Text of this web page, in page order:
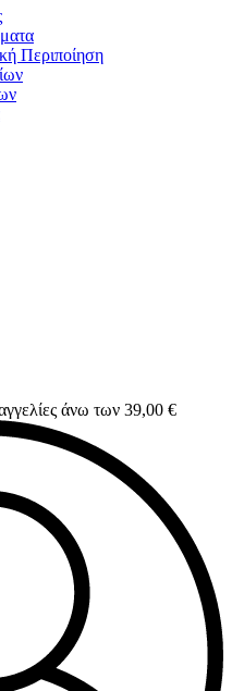
Περιποίηση
άνω των 39,00 €